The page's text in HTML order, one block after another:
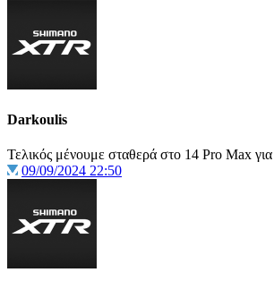
Darkoulis
Τελικός μένουμε σταθερά στο 14 Pro Max
09/09/2024 22:50